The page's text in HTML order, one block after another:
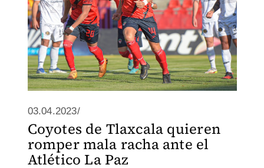
03.04.2023/
Coyotes de Tlaxcala quieren
romper mala racha ante el
Atlético La Paz